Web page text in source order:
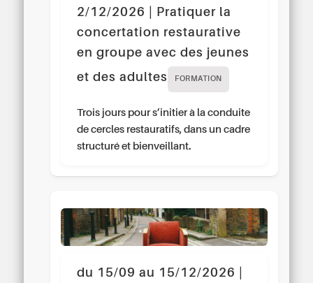
2/12/2026 | Pratiquer la
concertation restaurative
en groupe avec des jeunes
et des adultes
FORMATION
Trois jours pour s’initier à la conduite
de cercles restauratifs, dans un cadre
structuré et bienveillant.
du 15/09 au 15/12/2026 |